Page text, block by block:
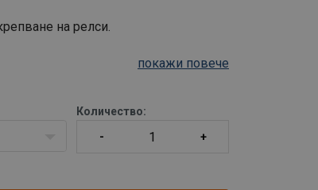
на релси.
покажи повече
Количество: